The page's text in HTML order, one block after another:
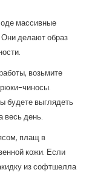
массивные
делают образ
возьмите
чиносы.
будете выглядеть
весь день.
плащ в
кожи. Если
из софтшелла